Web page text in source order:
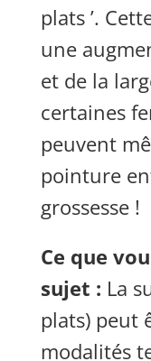
plats ’.
une
et de la
certaines
peuvent
pointure
grossesse !
Ce que
sujet : La
plats) peut
modalités